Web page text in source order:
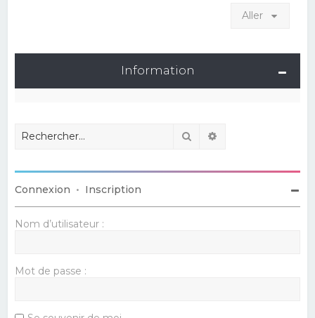
Aller
Information
Rechercher
Connexion • Inscription
Nom d’utilisateur :
Mot de passe :